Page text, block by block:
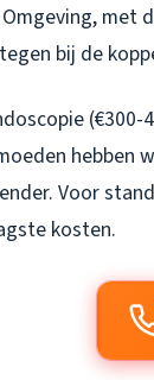
met
bij de
hebben
Voor
kosten.